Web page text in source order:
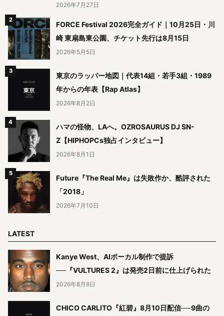
2026年7月27日
FORCE Festival 2026完全ガイド｜10月25日・川
崎 東扇島東公園、チケット先行は8月15日
2026年5月5日
東京のラッパー地図｜代表14組・若手3組・1989
年からの年表【Rap Atlas】
2026年8月2日
ハマの怪物、LAへ。OZROSAURUS DJ SN-
Z【HIPHOPCs独占インタビュー】
2026年8月1日
Future『The Real Me』は失敗作か、酷評された
「2018」
2026年7月10日
LATEST
Kanye West、AIボーカル制作で提訴
──『VULTURES 2』は発売2日前に仕上げられた
2026年8月8日
CHICO CARLITO『紅碧』8月10日配信──9曲の